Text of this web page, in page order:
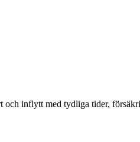
och inflytt med tydliga tider,